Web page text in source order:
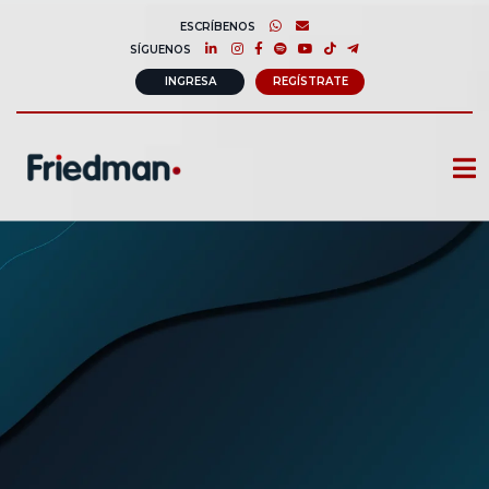
ESCRÍBENOS
SÍGUENOS
INGRESA REGÍSTRATE
CURSOS
CONSULTORÍA CORPORATIVA
COMUNIDAD FRIEDMAN
SOBRE NOSOTROS